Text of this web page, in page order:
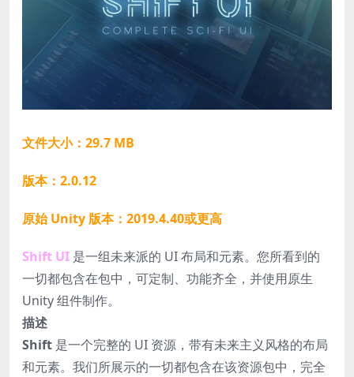
文件大小：29.7 MB
版本：2.0.12
原始 Unity 版本：2019.4.40或更高
Shift UI 是一组未来派的 UI 布局和元素。您所看到的
一切都包含在包中，可定制、功能齐全，并使用原生
Unity 组件制作。
描述
Shift 是一个完整的 UI 资源，带有未来主义风格的布局
和元素。我们所展示的一切都包含在该资源包中，完全